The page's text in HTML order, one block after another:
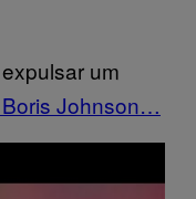
um
Johnson…